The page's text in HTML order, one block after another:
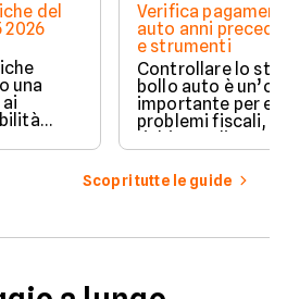
del
2026
una
costi di
Verifica
auto anni
e strumenti
Controllare lo
bollo auto è
importante per
problemi fiscali,
richieste di
inattese.
Scopri tutte le guide